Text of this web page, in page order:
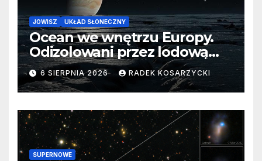
JOWISZ UKŁAD SŁONECZNY
Ocean we wnętrzu Europy.
Odizolowani przez lodową
barierę
6 SIERPNIA 2026 RADEK KOSARZYCKI
SUPERNOWE